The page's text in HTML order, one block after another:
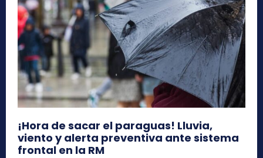
¡Hora de sacar el paraguas! Lluvia,
viento y alerta preventiva ante sistema
frontal en la RM